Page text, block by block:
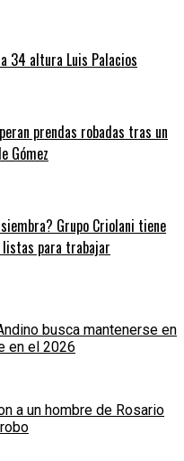
34 altura Luis Palacios
prendas robadas tras un
Gómez
Grupo Criolani tiene
para trabajar
busca mantenerse en
en el 2026
a un hombre de Rosario